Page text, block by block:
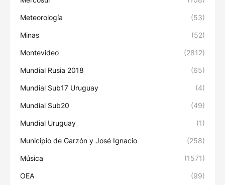
Meteorología (53)
Minas (52)
Montevideo (2812)
Mundial Rusia 2018 (65)
Mundial Sub17 Uruguay (4)
Mundial Sub20 (49)
Mundial Uruguay (1)
Municipio de Garzón y José Ignacio (258)
Música (1571)
OEA (99)